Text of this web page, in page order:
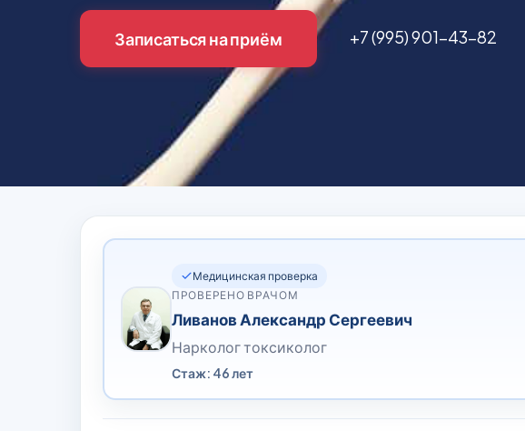
Записаться на приём +7 (995) 901-43-82
Медицинская проверка
ПРОВЕРЕНО ВРАЧОМ
Ливанов Александр Сергеевич
Нарколог токсиколог
Стаж: 46 лет